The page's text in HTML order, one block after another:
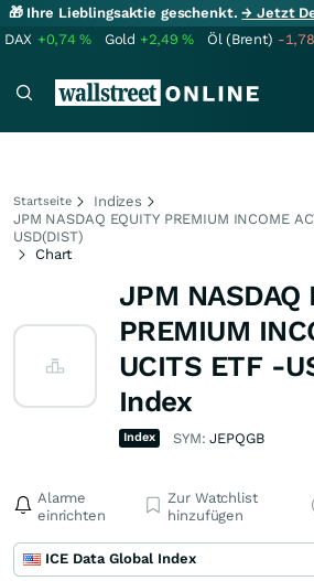
🎁 Ihre Lieblingsaktie geschenkt.→ Jetzt
DAX +0,74% Gold +2,49% Öl (Brent) -
Startseite
Indizes
JPM NASDAQ EQUITY PREMIUM INCOME
USD(DIST)
Chart
JPM NASDAQ
PREMIUM
UCITS ETF -
Index
Index SYM:JEPQGB
Alarme
einrichten
Zur Watchlist
hinzufügen
ICE Data Global Index